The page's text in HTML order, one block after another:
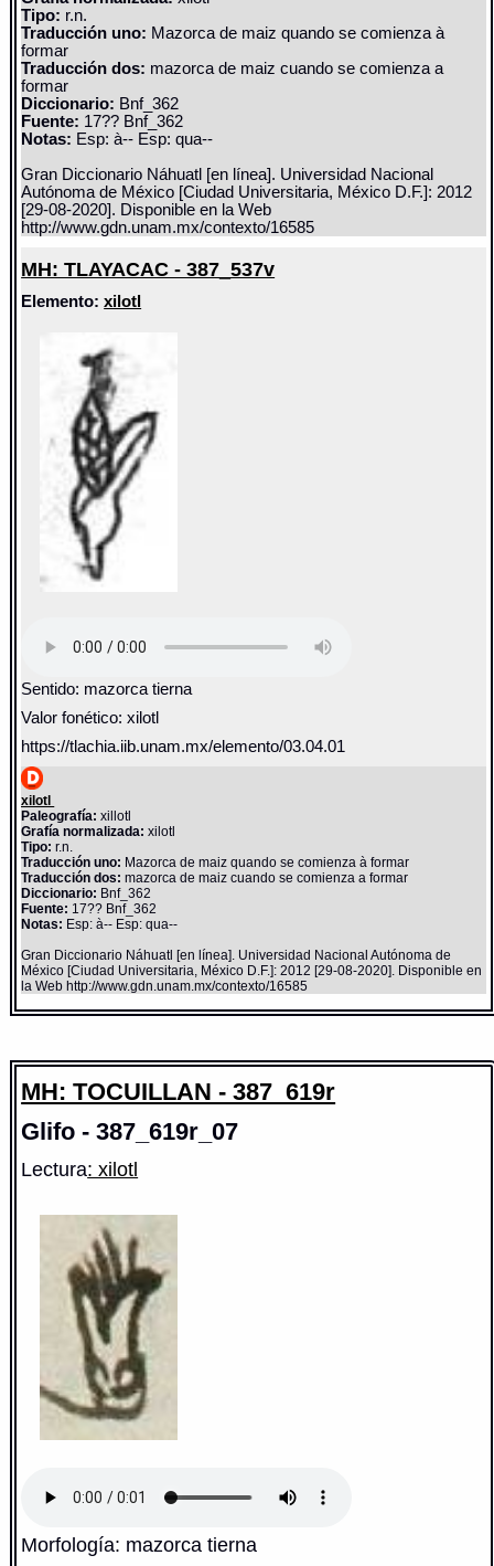
Tipo: r.n.
Traducción uno: Mazorca de maiz quando se comienza à
formar
Traducción dos: mazorca de maiz cuando se comienza a
formar
Diccionario: Bnf_362
Fuente: 17?? Bnf_362
Notas: Esp: à-- Esp: qua--
Gran Diccionario Náhuatl [en línea]. Universidad Nacional
Autónoma de México [Ciudad Universitaria, México D.F.]: 2012
[29-08-2020]. Disponible en la Web
http://www.gdn.unam.mx/contexto/16585
MH: TLAYACAC - 387_537v
Elemento:xilotl
Sentido: mazorca tierna
Valor fonético: xilotl
https://tlachia.iib.unam.mx/elemento/03.04.01
xilotl
Paleografía: xillotl
Grafía normalizada: xilotl
Tipo: r.n.
Traducción uno: Mazorca de maiz quando se comienza à formar
Traducción dos: mazorca de maiz cuando se comienza a formar
Diccionario: Bnf_362
Fuente: 17?? Bnf_362
Notas: Esp: à-- Esp: qua--
Gran Diccionario Náhuatl [en línea]. Universidad Nacional Autónoma de
México [Ciudad Universitaria, México D.F.]: 2012 [29-08-2020]. Disponible en
la Web http://www.gdn.unam.mx/contexto/16585
MH: TOCUILLAN - 387_619r
Glifo - 387_619r_07
Lectura: xilotl
Morfología: mazorca tierna